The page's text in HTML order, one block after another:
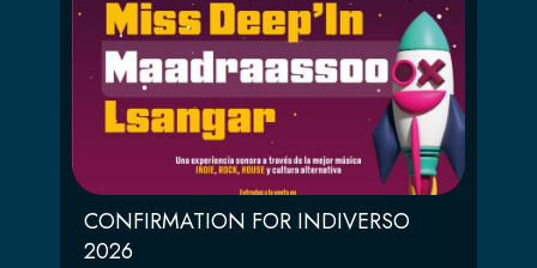
CONFIRMATION FOR INDIVERSO
2026